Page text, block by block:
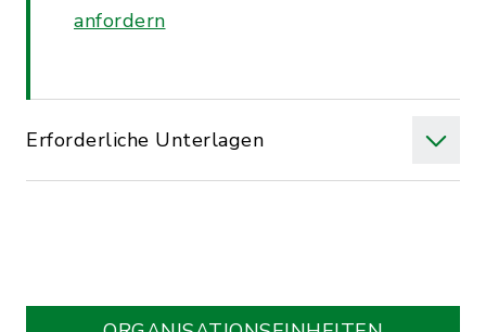
anfordern
Erforderliche Unterlagen